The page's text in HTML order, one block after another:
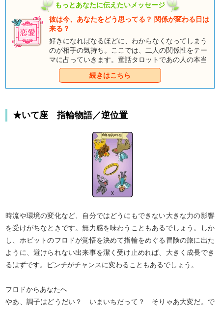
もっとあなたに伝えたいメッセージ
彼は今、あなたをどう思ってる？ 関係が変わる日は
来る？
好きになればなるほどに、わからなくなってしまう
のが相手の気持ち。ここでは、二人の関係性をテー
マに占っていきます。童話タロットであの人の本当
にの気持ちを知れば、きっと答えが見えてくるは
ず。
続きはこちら
★いて座 指輪物語／逆位置
時流や環境の変化など、自分ではどうにもできない大きな力の影響
を受けがちなときです。無力感を味わうこともあるでしょう。しか
し、ホビットのフロドが覚悟を決めて指輪をめぐる冒険の旅に出た
ように、避けられない出来事を潔く受け止めれば、大きく成長でき
るはずです。ピンチがチャンスに変わることもあるでしょう。
フロドからあなたへ
やあ、調子はどうだい？ いまいちだって？ そりゃあ大変だ。で